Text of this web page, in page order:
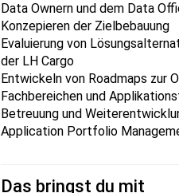
Data Ownern und dem Data
Konzepieren der Zielbebauung
Evaluierung von
der LH Cargo
Entwickeln von Roadmaps zur
Fachbereichen und
Betreuung und
Application Portfolio
Das bringst du mit